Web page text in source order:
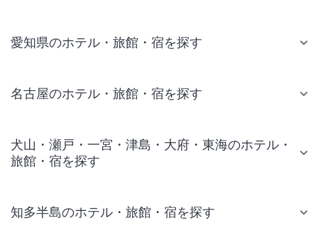
愛知県のホテル・旅館・宿を探す
名古屋のホテル・旅館・宿を探す
犬山・瀬戸・一宮・津島・大府・東海のホテル・
旅館・宿を探す
知多半島のホテル・旅館・宿を探す